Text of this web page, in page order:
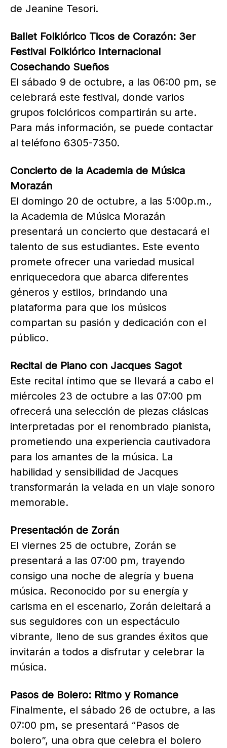
de Jeanine Tesori.
Ballet Folklórico Ticos de Corazón: 3er
Festival Folklórico Internacional
Cosechando Sueños
El sábado 9 de octubre, a las 06:00 pm, se
celebrará este festival, donde varios
grupos folclóricos compartirán su arte.
Para más información, se puede contactar
al teléfono 6305-7350.
Concierto de la Academia de Música
Morazán
El domingo 20 de octubre, a las 5:00p.m.,
la Academia de Música Morazán
presentará un concierto que destacará el
talento de sus estudiantes. Este evento
promete ofrecer una variedad musical
enriquecedora que abarca diferentes
géneros y estilos, brindando una
plataforma para que los músicos
compartan su pasión y dedicación con el
público.
Recital de Piano con Jacques Sagot
Este recital íntimo que se llevará a cabo el
miércoles 23 de octubre a las 07:00 pm
ofrecerá una selección de piezas clásicas
interpretadas por el renombrado pianista,
prometiendo una experiencia cautivadora
para los amantes de la música. La
habilidad y sensibilidad de Jacques
transformarán la velada en un viaje sonoro
memorable.
Presentación de Zorán
El viernes 25 de octubre, Zorán se
presentará a las 07:00 pm, trayendo
consigo una noche de alegría y buena
música. Reconocido por su energía y
carisma en el escenario, Zorán deleitará a
sus seguidores con un espectáculo
vibrante, lleno de sus grandes éxitos que
invitarán a todos a disfrutar y celebrar la
música.
Pasos de Bolero: Ritmo y Romance
Finalmente, el sábado 26 de octubre, a las
07:00 pm, se presentará “Pasos de
bolero”, una obra que celebra el bolero